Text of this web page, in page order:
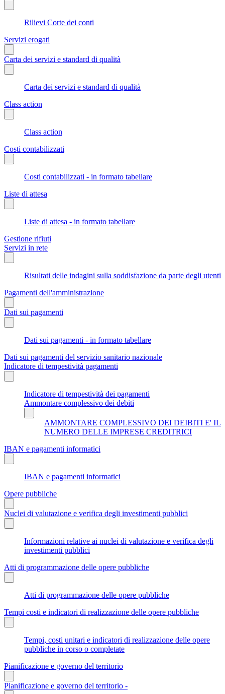
Rilievi Corte dei conti
Servizi erogati
Carta dei servizi e standard di qualità
Carta dei servizi e standard di qualità
Class action
Class action
Costi contabilizzati
Costi contabilizzati - in formato tabellare
Liste di attesa
Liste di attesa - in formato tabellare
Gestione rifiuti
Servizi in rete
Risultati delle indagini sulla soddisfazione da parte degli utenti
Pagamenti dell'amministrazione
Dati sui pagamenti
Dati sui pagamenti - in formato tabellare
Dati sui pagamenti del servizio sanitario nazionale
Indicatore di tempestività pagamenti
Indicatore di tempestività dei pagamenti
Ammontare complessivo dei debiti
AMMONTARE COMPLESSIVO DEI DEIBITI E' IL
NUMERO DELLE IMPRESE CREDITRICI
IBAN e pagamenti informatici
IBAN e pagamenti informatici
Opere pubbliche
Nuclei di valutazione e verifica degli investimenti pubblici
Informazioni relative ai nuclei di valutazione e verifica degli
investimenti pubblici
Atti di programmazione delle opere pubbliche
Atti di programmazione delle opere pubbliche
Tempi costi e indicatori di realizzazione delle opere pubbliche
Tempi, costi unitari e indicatori di realizzazione delle opere
pubbliche in corso o completate
Pianificazione e governo del territorio
Pianificazione e governo del territorio -